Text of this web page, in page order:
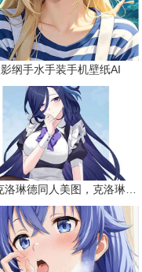
纲手水手装手机壁纸AI
原神克洛琳德同人美图，克洛琳德战败会怎样